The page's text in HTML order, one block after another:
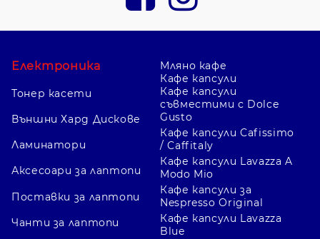
Електроника
Тонер касети
Външни Хард Дискове
Ламинатори
Аксесоари за лаптопи
Поставки за лаптопи
Чанти за лаптопи
Мляно кафе
Кафе капсули
Кафе капсули
съвместими с Dolce
Gusto
Кафе капсули Cafissimo
/ Caffitaly
Кафе капсули Lavazza A
Modo Mio
Кафе капсули за
Nespresso Original
Кафе капсули Lavazza
Blue